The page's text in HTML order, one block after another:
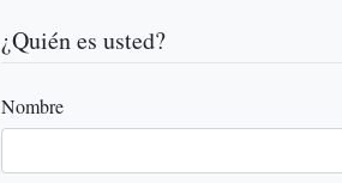
¿Quién es usted?
Nombre